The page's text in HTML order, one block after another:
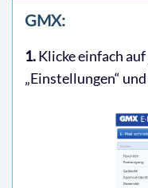
GMX:
1.Klicke einfach
„Einstellungen“